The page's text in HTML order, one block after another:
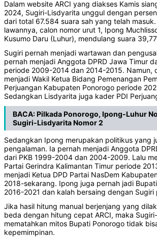
Dalam website ARCI yang diakses Kamis
2024, Sugiri-Lisdyarita unggul dengan
dari total 67.584 suara sah yang telah
lawannya, calon nomor urut 1, Ipong
Kusumo Daru (Luhur), mendulang suara
Sugiri pernah menjadi wartawan dan
pernah menjadi Anggota DPRD Jawa Timur
periode 2009-2014 dan 2014-2015. Namun,
menjadi Wakil Ketua Bidang Pemenangan
Perjuangan Kabupaten Ponorogo periode
Sedangkan Lisdyarita juga kader PDI
BACA:Pilkada Ponorogo, Ipong-Luhur
Sugiri-Lisdyarita Nomor 2
Sedangkan Ipong merupakan politikus yang
pengalaman. Ia pernah menjadi Anggota
dari PKB 1999-2004 dan 2004-2009. Lalu
Partai Gerindra Kalimantan Timur periode
menjadi Ketua DPD Partai NasDem
2018-sekarang. Ipong juga pernah jadi
2016-2021 dan kalah bersaing dengan
Jika hasil hitung manual berjenjang yang
beda dengan hitung cepat ARCI, maka
mematahkan mitos Bupati Ponorogo tidak
kepemimpinan.